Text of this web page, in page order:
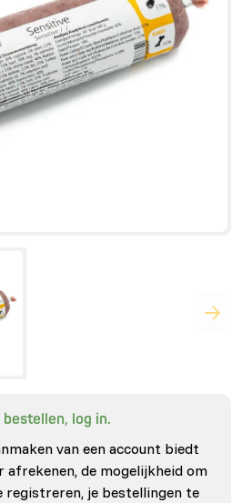
log in.
van een account biedt
afrekenen, de mogelijkheid om
registreren, je bestellingen te